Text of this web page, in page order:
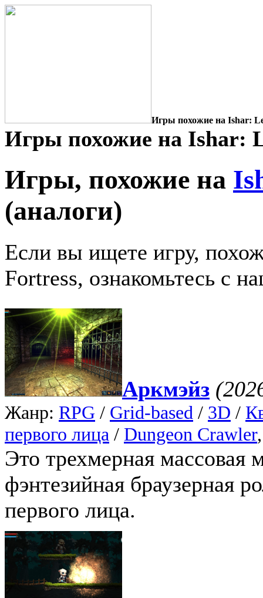
Игры похожие на Ishar:
Игры похожие на Ishar:
Игры, похожие на
(аналоги)
Если вы ищете игру,
Fortress, ознакомьтесь с
Аркмэйз
Жанр: RPG / Grid-based / 3D /
первого лица / Dungeon Crawler
Это трехмерная массовая
фэнтезийная браузерная
первого лица.